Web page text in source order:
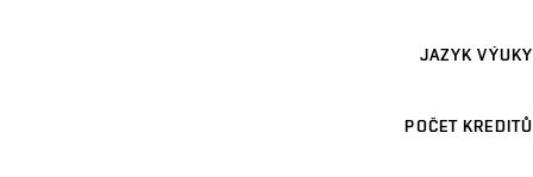
JAZYK VÝUKY
POČET KREDITŮ